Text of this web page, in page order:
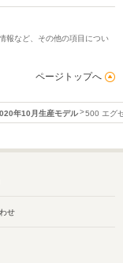
報など、その他の項目につい
ページトップへ
年10月生産モデル 500 エグ
せ